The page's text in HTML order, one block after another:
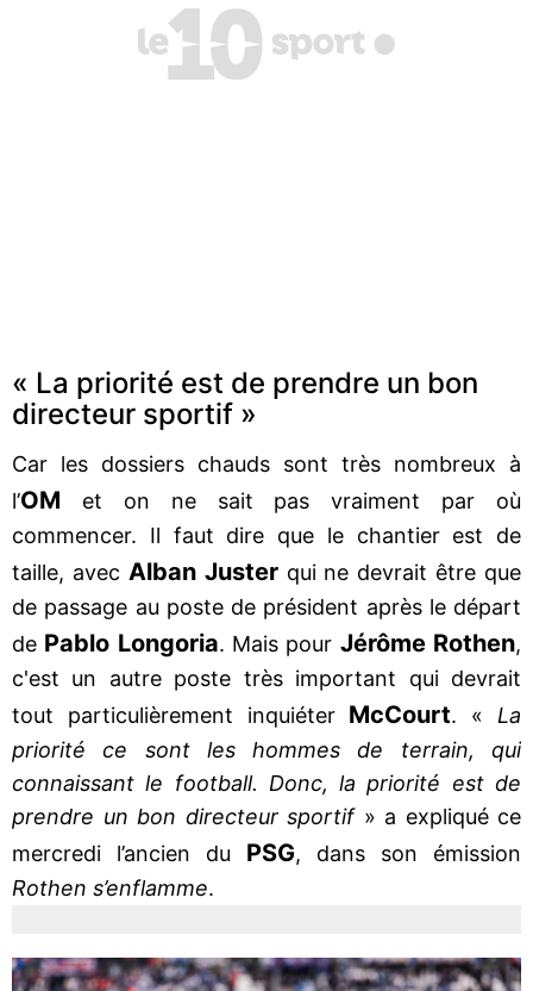
« La priorité est de prendre un bon
directeur sportif »
Car les dossiers chauds sont très nombreux à
l’OM et on ne sait pas vraiment par où
commencer. Il faut dire que le chantier est de
taille, avec Alban Juster qui ne devrait être que
de passage au poste de président après le départ
de Pablo Longoria. Mais pour Jérôme Rothen,
c'est un autre poste très important qui devrait
tout particulièrement inquiéter McCourt. « La
priorité ce sont les hommes de terrain, qui
connaissant le football. Donc, la priorité est de
prendre un bon directeur sportif » a expliqué ce
mercredi l’ancien du PSG, dans son émission
Rothen s’enflamme.